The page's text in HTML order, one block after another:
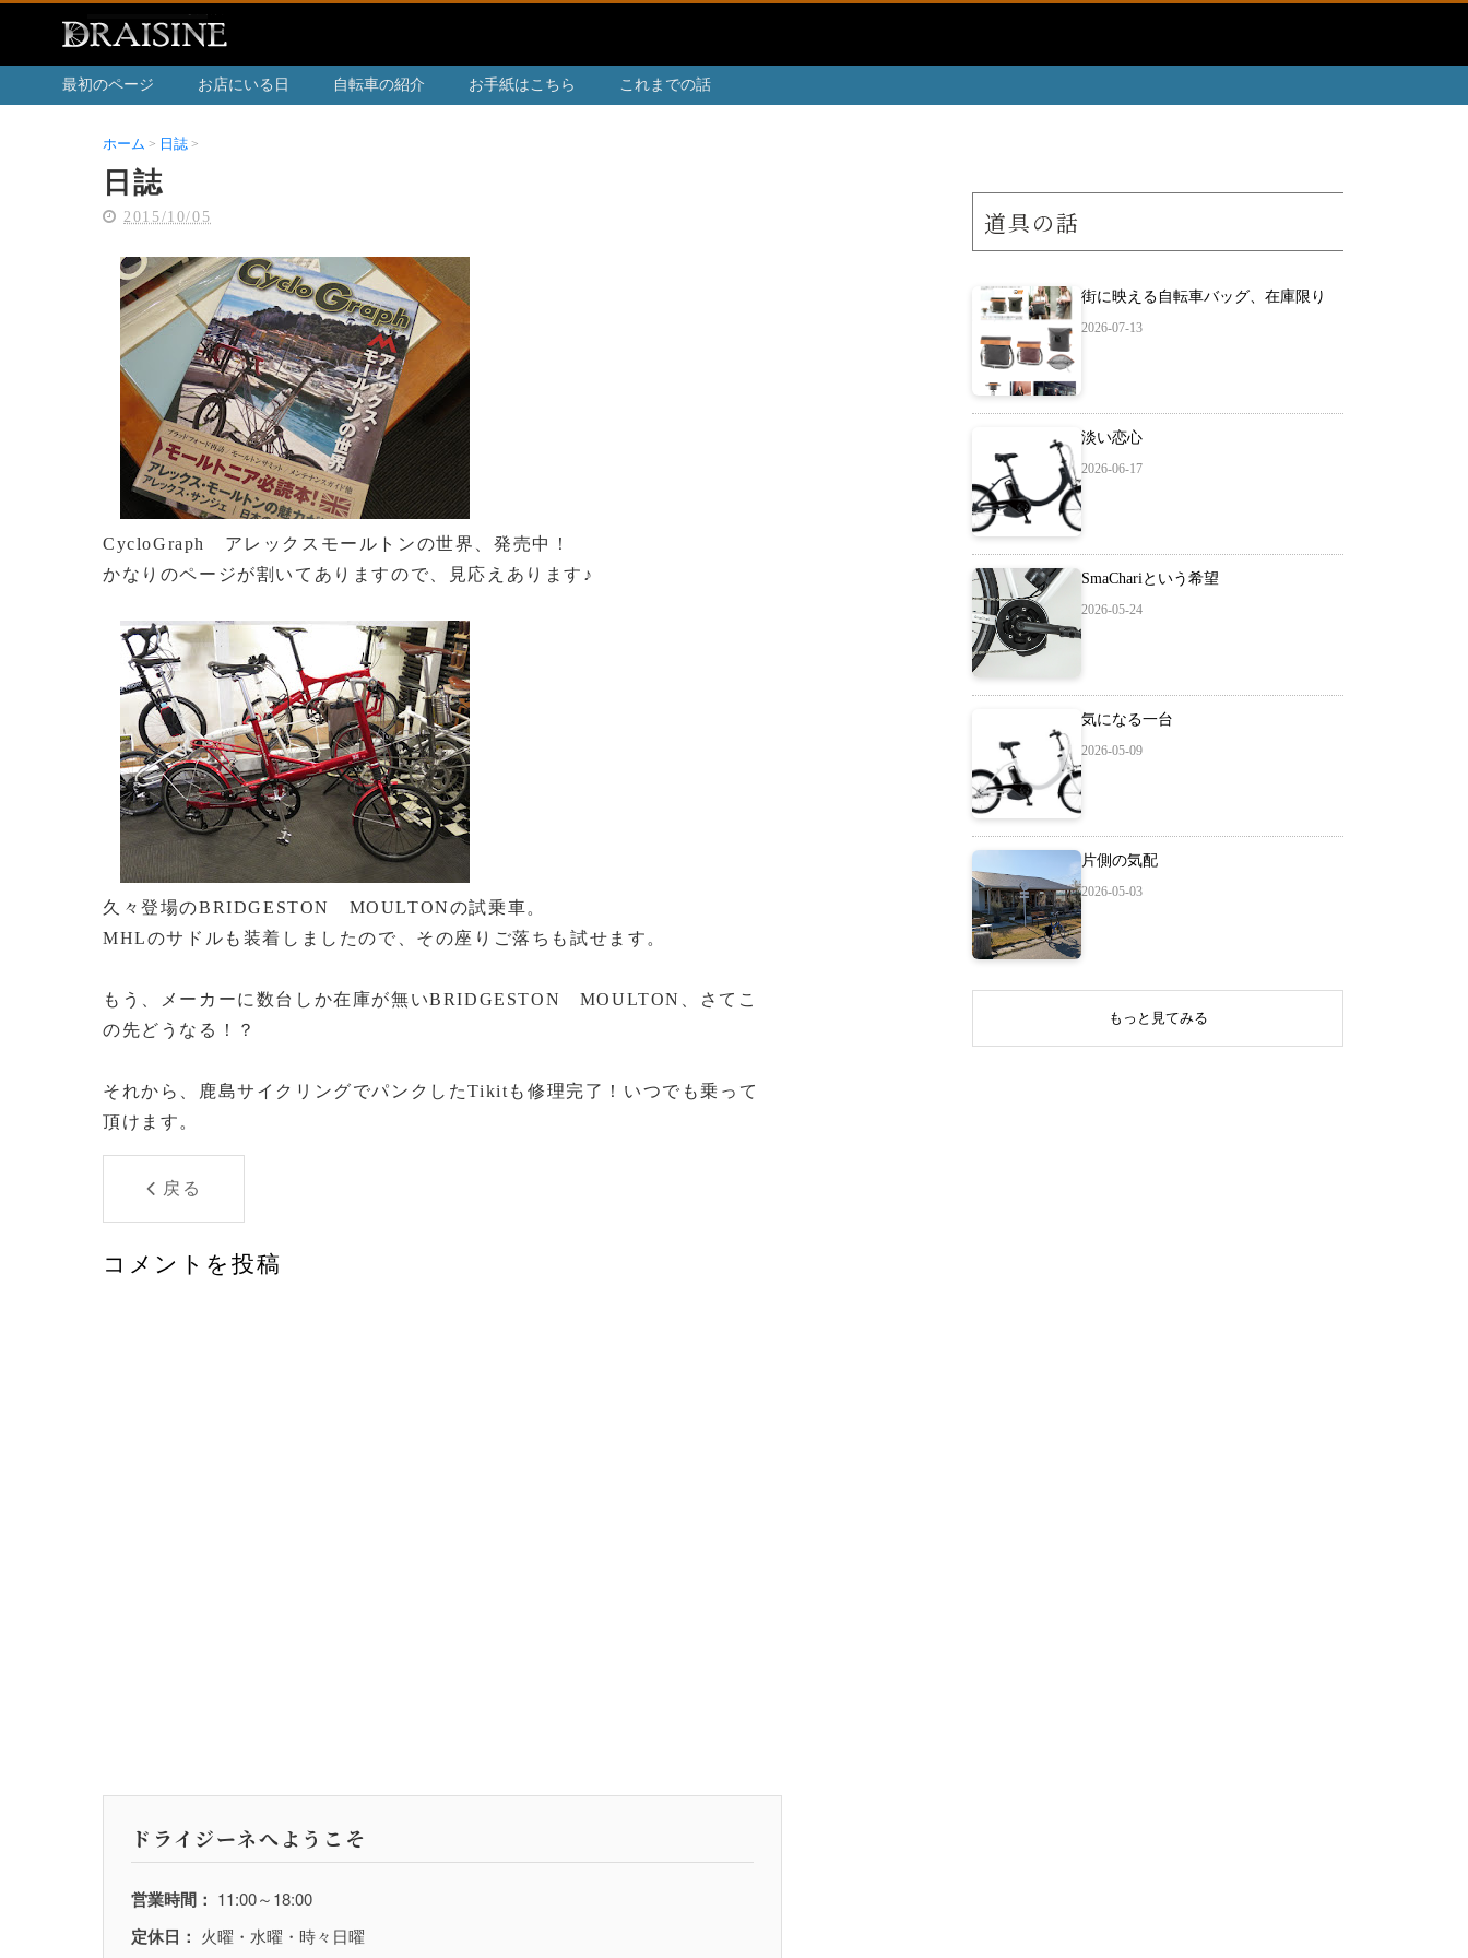
最初のページ お店にいる日 自転車の紹介 お手紙はこちら これまでの話
ホーム 日誌
日誌
2015/10/05
CycloGraph アレックスモールトンの世界、発売中！
かなりのページが割いてありますので、見応えあります♪
久々登場のBRIDGESTON MOULTONの試乗車。
MHLのサドルも装着しましたので、その座りご落ちも試せます。
もう、メーカーに数台しか在庫が無いBRIDGESTON MOULTON、さてこ
の先どうなる！？
それから、鹿島サイクリングでパンクしたTikitも修理完了！いつでも乗って
頂けます。
戻る
コメントを投稿
ドライジーネへようこそ
営業時間： 11:00～18:00
定休日： 火曜・水曜・時々日曜
道具の話
街に映える自転車バッグ、在庫限り
2026-07-13
淡い恋心
2026-06-17
SmaChariという希望
2026-05-24
気になる一台
2026-05-09
片側の気配
2026-05-03
もっと見てみる